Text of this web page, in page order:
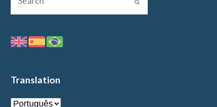
Translation